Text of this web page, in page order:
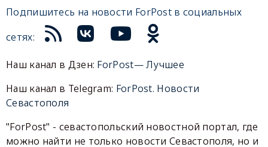
Подпишитесь на новости ForPost в социальных
сетях:
Наш канал в Дзен: ForPost— Лучшее
Наш канал в Telegram: ForPost. Новости
Севастополя
"ForPost" - севастопольский новостной портал, где
можно найти не только новости Севастополя, но и